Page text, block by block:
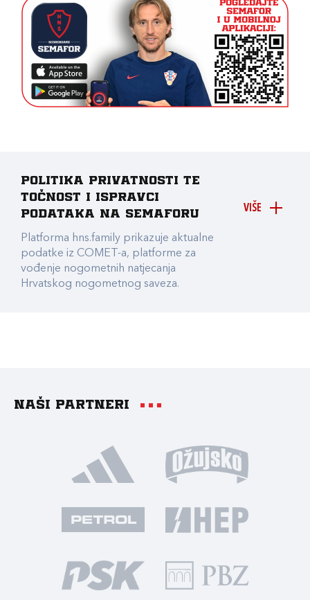
VIŠE
Politika privatnosti te
točnost i ispravci
podataka na Semaforu
Platforma hns.family prikazuje aktualne
podatke iz COMET-a, platforme za
vođenje nogometnih natjecanja
Hrvatskog nogometnog saveza.
Naši partneri